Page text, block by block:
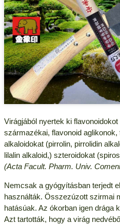
Virágjából nyertek ki
származékai, flavonoid
alkaloidokat (pirrolin, pirrolidin
lilalin alkaloid,) szteroidokat
(Acta Facult. Pharm. Univ.
Nemcsak a gyógyításban terjedt
használták. Összezúzott szirmai
hatásúak. Az ókorban igen drága
Azt tartották, hogy a virág